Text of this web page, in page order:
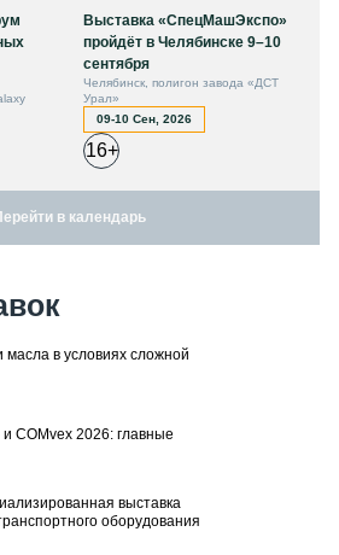
Выставка «СпецМашЭкспо»
пройдёт в Челябинске 9–10
сентября
Челябинск, полигон завода «ДСТ
Урал»
09-10 Сен, 2026
16+
в календарь
в условиях сложной
COMvex 2026: главные
выставка
оборудования